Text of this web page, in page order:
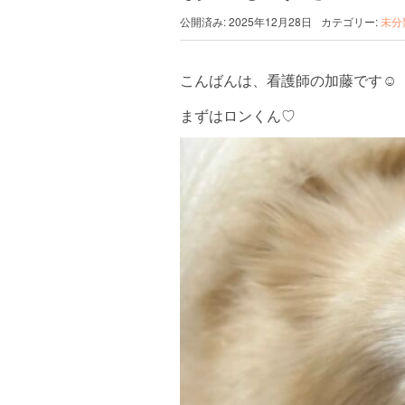
公開済み: 2025年12月28日 カテゴリー:未
こんばんは、看護師の加藤です☺︎
まずはロンくん♡